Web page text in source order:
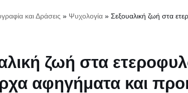
και Δράσεις » Ψυχολογία » Σεξουαλική ζωή στα
ζωή στα
αφηγήματα και